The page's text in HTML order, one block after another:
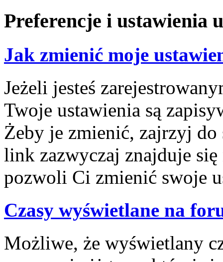
Preferencje i ustawienia
Jak zmienić moje
Jeżeli jesteś
Twoje ustawienia są
Żeby je zmienić, zajrzyj
link zazwyczaj znajduje
pozwoli Ci zmienić swoje
Czasy wyświetlane na
Możliwe, że wyświetlany